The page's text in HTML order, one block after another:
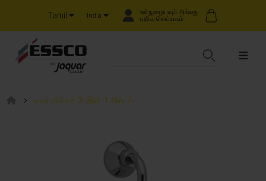
Tamil India உள்நுழையவும் அல்லது
பதிவு செய்யவும்
வால் மிக்ஸர் 3-இன்-1 சிஸ்டம்